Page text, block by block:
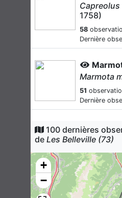
1758)
58
Dernière
Marmota
51
Dernière
Rupicapra
47
Dernière
100 dernières
de Les Belleville (73)
+
−